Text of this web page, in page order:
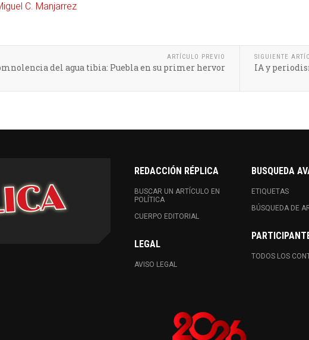
C. Manjarrez
ARTÍCULO PREVIO
del agua tibia: Puebla en su primer hervor
SIGUIENTE
IA y
REDACCIÓN RÉPLICA
BUSCAR UN ARTÍCULO EN
POLÍTICA
CUERPO EDITORIAL
LEGAL
AVISO LEGAL
BUSQUEDA
ETIQUETAS
BÚSQUEDA DE
TODOS LOS